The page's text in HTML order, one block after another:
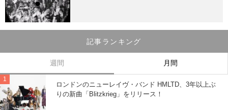
記事ランキング
週間 月間
ロンドンのニューレイヴ・バンド HMLTD、3年以上ぶ
りの新曲「Blitzkrieg」をリリース！